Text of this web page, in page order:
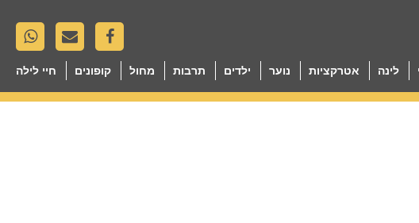
לינה אטרקציות נוער ילדים תרבות מחול קופונים חיי לילה